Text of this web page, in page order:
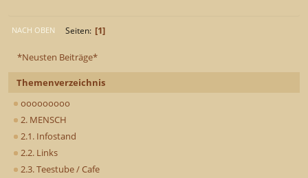
*Neusten Beiträge*
Themenverzeichnis
ooooooooo
2. MENSCH
2.1. Infostand
2.2. Links
2.3. Teestube / Cafe
NACH OBEN Seiten 1